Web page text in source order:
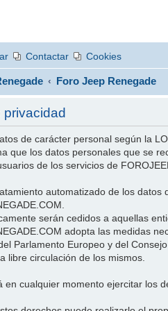
Contactar Cookies
Foro Jeep Renegade
de carácter personal según la
que los datos personales que se
de los servicios de
automatizado de los
serán cedidos a aquellas
adopta las medidas
Parlamento Europeo y del
libre circulación de los mismos.
en cualquier momento ejercitar los